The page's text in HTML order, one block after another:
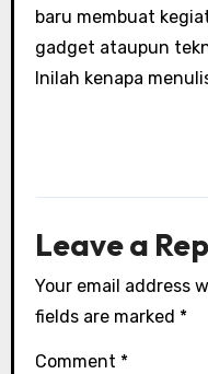
baru membuat
gadget ataupun
Inilah kenapa
Leave a
Your email address
fields are marked *
Comment *